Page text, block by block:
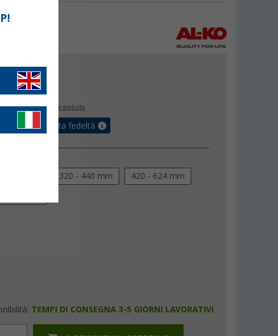
€
00€
inclusaspedizione gratuita
€ sulla tua carta fedeltà
320 - 440 mm 420 - 624 mm
TEMPI DI CONSEGNA 3-5 GIORNI LAVORATIVI